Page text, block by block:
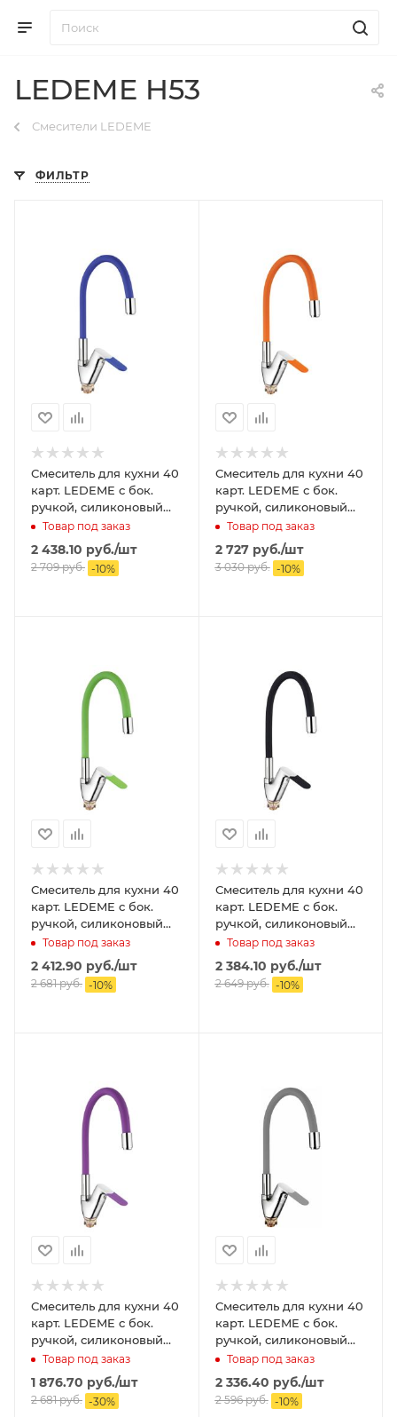
LEDEME H53
Смесители LEDEME
ФИЛЬТР
Смеситель для кухни 40
карт. LEDEME с бок.
ручкой, силиконовый
излив, голубой
Товар под заказ
2 438.10 руб./шт
2 709руб. -10%
Смеситель для кухни 40
карт. LEDEME с бок.
ручкой, силиконовый
излив, оранжевый
Товар под заказ
2 727руб./шт
3 030руб. -10%
Смеситель для кухни 40
карт. LEDEME с бок.
ручкой, силиконовый
излив, зеленый
Товар под заказ
2 412.90 руб./шт
2 681руб. -10%
Смеситель для кухни 40
карт. LEDEME с бок.
ручкой, силиконовый
излив, черный
Товар под заказ
2 384.10 руб./шт
2 649руб. -10%
Смеситель для кухни 40
карт. LEDEME с бок.
ручкой, силиконовый
излив, фиолетовый
Товар под заказ
1 876.70 руб./шт
2 681руб. -30%
Смеситель для кухни 40
карт. LEDEME с бок.
ручкой, силиконовый
излив, серый
Товар под заказ
2 336.40 руб./шт
2 596руб. -10%